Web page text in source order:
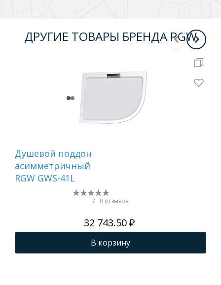
ДРУГИЕ ТОВАРЫ БРЕНДА RGW
Душевой поддон
асимметричный
RGW GWS-41L
/ 0 отзывов
32 743.50 ₽
В корзину